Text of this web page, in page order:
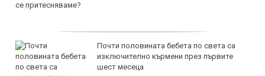
Почти половината бебета по света са
изключително кърмени през първите
шест месеца